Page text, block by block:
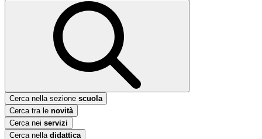
Cerca nella sezione scuola
Cerca tra le novità
Cerca nei servizi
Cerca nella didattica